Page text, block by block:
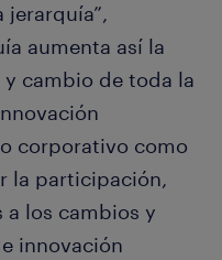
jerarquía”,
aumenta así la
cambio de toda la
corporativo como
la participación,
a los cambios y
innovación